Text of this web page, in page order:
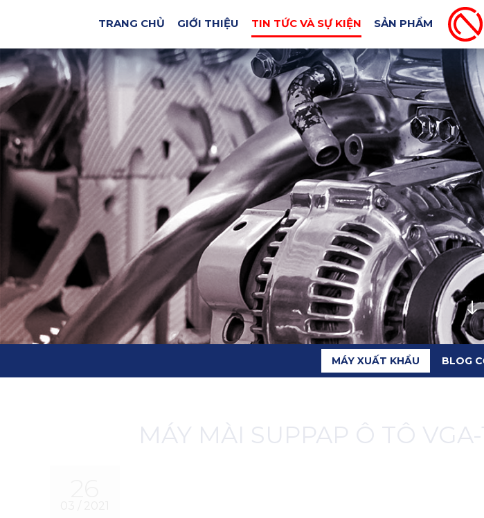
TRANG CHỦ GIỚI THIỆU TIN TỨC VÀ SỰ KIỆN SẢN PHẨM
MÁY XUẤT KHẨU BLOG
MÁY XUẤT KHẨU BLOG
MÁY MÀI SUPPAP Ô TÔ